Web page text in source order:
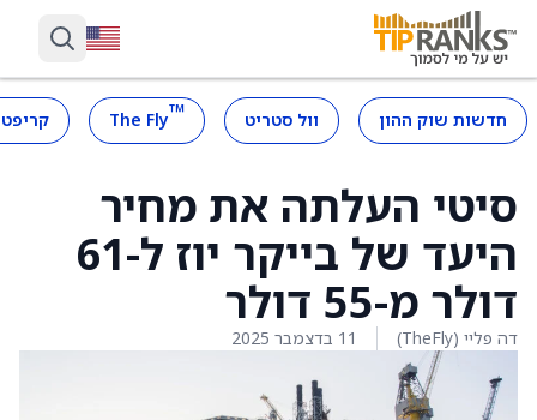
חדשות שוק ההון וול סטריט ™
The Fly
סיטי העלתה את מחיר
היעד של בייקר יוז ל-61
דולר מ-55 דולר
דה פליי (TheFly) 11 בדצמבר 2025